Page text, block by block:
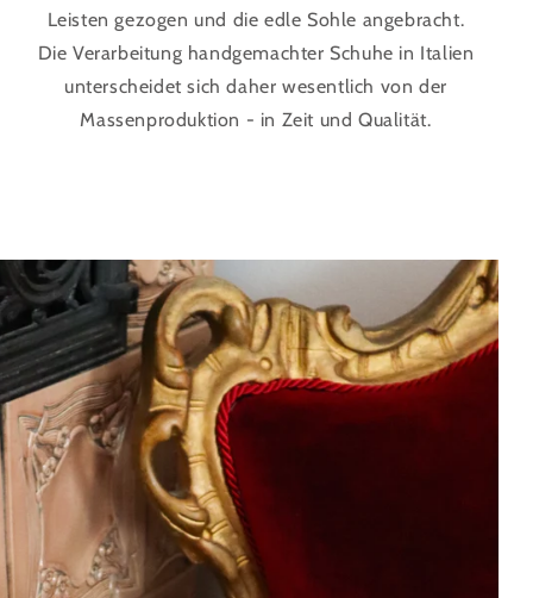
Leisten gezogen und die edle Sohle angebracht.
Die Verarbeitung handgemachter Schuhe in Italien
unterscheidet sich daher wesentlich von der
Massenproduktion - in Zeit und Qualität.